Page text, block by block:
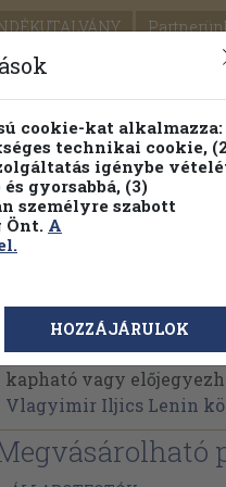
SEGÍTSÉG
FENNTARTHATÓ
Témaköri fa
Vlagyimir Iljics Lenin
Vlagyimir Iljics Lenin
kapható vagy
Vlagyimir Iljics Lenin
cookie-kat alkalmazza:
technikai cookie,
igénybe
gyorsabbá, (3)
személyre szabott
Önt. A
HOZZÁJÁRULOK